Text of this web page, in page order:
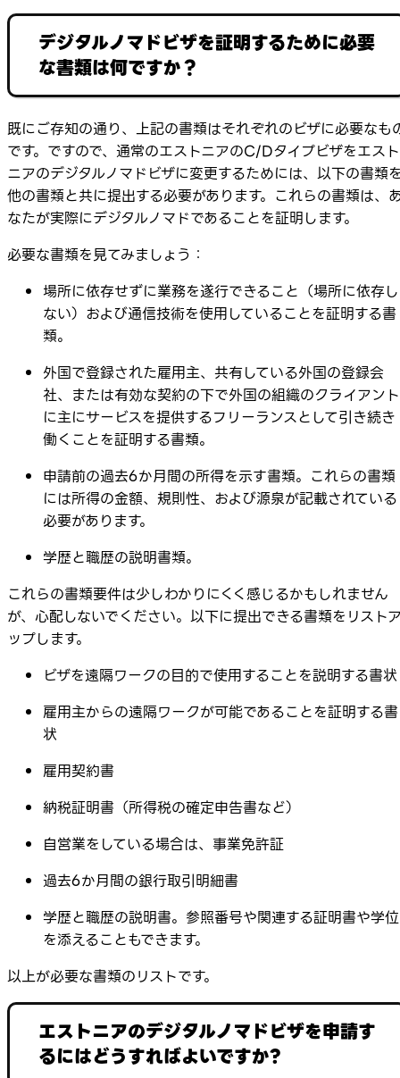
デジタルノマドビザを証明するために必要
な書類は何ですか？
既にご存知の通り、上記の書類はそれぞれのビザに必要なも
です。ですので、通常のエストニアのC/Dタイプビザをエスト
ニアのデジタルノマドビザに変更するためには、以下の書類
他の書類と共に提出する必要があります。これらの書類は、
なたが実際にデジタルノマドであることを証明します。
必要な書類を見てみましょう：
場所に依存せずに業務を遂行できること（場所に依存し
ない）および通信技術を使用していることを証明する書
類。
外国で登録された雇用主、共有している外国の登録会
社、または有効な契約の下で外国の組織のクライアント
に主にサービスを提供するフリーランスとして引き続き
働くことを証明する書類。
申請前の過去6か月間の所得を示す書類。これらの書類
には所得の金額、規則性、および源泉が記載されている
必要があります。
学歴と職歴の説明書類。
これらの書類要件は少しわかりにくく感じるかもしれません
が、心配しないでください。以下に提出できる書類をリスト
ップします。
ビザを遠隔ワークの目的で使用することを説明する書状
雇用主からの遠隔ワークが可能であることを証明する書
状
雇用契約書
納税証明書（所得税の確定申告書など）
自営業をしている場合は、事業免許証
過去6か月間の銀行取引明細書
学歴と職歴の説明書。参照番号や関連する証明書や学位
を添えることもできます。
以上が必要な書類のリストです。
エストニアのデジタルノマドビザを申請す
るにはどうすればよいですか?